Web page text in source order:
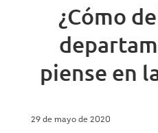
¿Cómo
piense en
29 de mayo de 2020